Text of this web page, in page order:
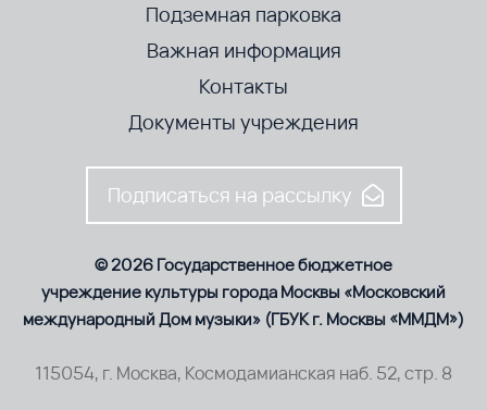
Подземная парковка
Важная информация
Контакты
Документы учреждения
Подписаться на рассылку
© 2026 Государственное бюджетное
учреждение культуры города Москвы «Московский
международный Дом музыки» (ГБУК г. Москвы «ММДМ»)
115054, г. Москва, Космодамианская наб. 52, стр. 8